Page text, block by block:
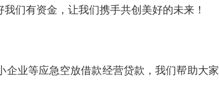
们有资金，让我们携手共创美好的未来！
业等应急空放借款经营贷款，我们帮助大